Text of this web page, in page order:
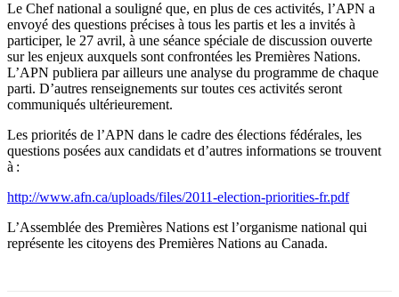
Le Chef national a souligné que, en plus de ces activités, l’APN a
envoyé des questions précises à tous les partis et les a invités à
participer, le 27 avril, à une séance spéciale de discussion ouverte
sur les enjeux auxquels sont confrontées les Premières Nations.
L’APN publiera par ailleurs une analyse du programme de chaque
parti. D’autres renseignements sur toutes ces activités seront
communiqués ultérieurement.
Les priorités de l’APN dans le cadre des élections fédérales, les
questions posées aux candidats et d’autres informations se trouvent
à :
http://www.afn.ca/uploads/files/2011-election-priorities-fr.pdf
L’Assemblée des Premières Nations est l’organisme national qui
représente les citoyens des Premières Nations au Canada.